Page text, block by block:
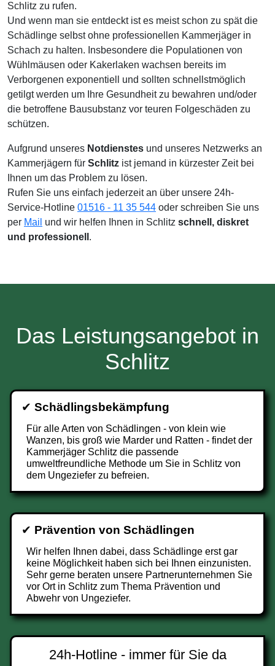
Schlitz zu rufen.
Und wenn man sie entdeckt ist es meist schon zu spät die
Schädlinge selbst ohne professionellen Kammerjäger in
Schach zu halten. Insbesondere die Populationen von
Wühlmäusen oder Kakerlaken wachsen bereits im
Verborgenen exponentiell und sollten schnellstmöglich
getilgt werden um Ihre Gesundheit zu bewahren und/oder
die betroffene Bausubstanz vor teuren Folgeschäden zu
schützen.
Aufgrund unseres Notdienstes und unseres Netzwerks an
Kammerjägern für Schlitz ist jemand in kürzester Zeit bei
Ihnen um das Problem zu lösen.
Rufen Sie uns einfach jederzeit an über unsere 24h-
Service-Hotline 01516 - 11 35 544 oder schreiben Sie uns
per Mail und wir helfen Ihnen in Schlitz schnell, diskret
und professionell .
Das Leistungsangebot in
Schlitz
✔ Schädlingsbekämpfung
Für alle Arten von Schädlingen - von klein wie
Wanzen, bis groß wie Marder und Ratten - findet der
Kammerjäger Schlitz die passende
umweltfreundliche Methode um Sie in Schlitz von
dem Ungeziefer zu befreien.
✔ Prävention von Schädlingen
Wir helfen Ihnen dabei, dass Schädlinge erst gar
keine Möglichkeit haben sich bei Ihnen einzunisten.
Sehr gerne beraten unsere Partnerunternehmen Sie
vor Ort in Schlitz zum Thema Prävention und
Abwehr von Ungeziefer.
24h-Hotline - immer für Sie da